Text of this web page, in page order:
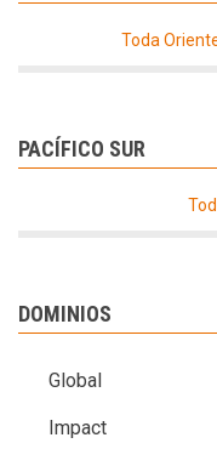
Toda
PACÍFICO SUR
DOMINIOS
Global
Impact